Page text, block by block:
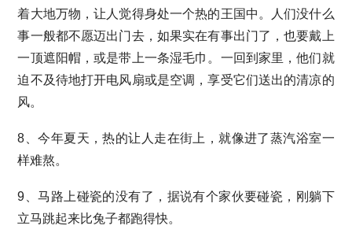
着大地万物，让人觉得身处一个热的王国中。人们没什么
事一般都不愿迈出门去，如果实在有事出门了，也要戴上
一顶遮阳帽，或是带上一条湿毛巾。一回到家里，他们就
迫不及待地打开电风扇或是空调，享受它们送出的清凉的
风。
8、今年夏天，热的让人走在街上，就像进了蒸汽浴室一
样难熬。
9、马路上碰瓷的没有了，据说有个家伙要碰瓷，刚躺下
立马跳起来比兔子都跑得快。